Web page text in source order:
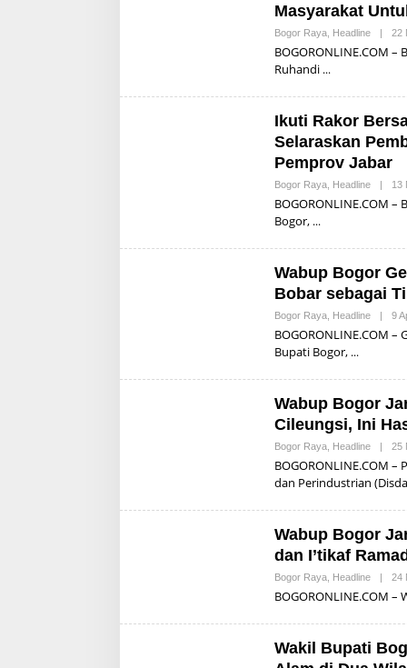
Masyarakat
Bogor Raya Headline | 22
BOGORONLINE.COM
Ruhandi
Ikuti Rakor
Selaraskan
Pemprov Jabar
Bogor Raya Headline | 13
BOGORONLINE.COM
Bogor,
Wabup Bogor
Bobar sebagai
Bogor Raya Headline | 9
BOGORONLINE.COM
Bupati Bogor,
Wabup Bogor
Cileungsi, Ini
Bogor Raya Headline | 25
BOGORONLINE.COM
dan Perindustrian
Wabup Bogor
dan I’tikaf
Bogor Raya Headline | 24
BOGORONLINE.COM
Wakil Bupati